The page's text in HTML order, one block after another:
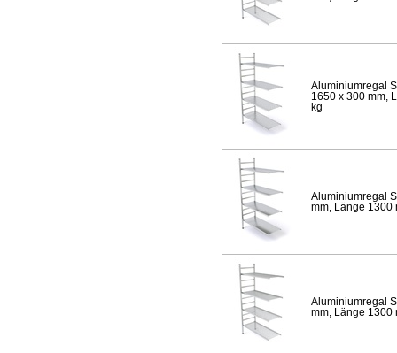
Aluminiumregal
1650 x 300 mm,
kg
Aluminiumregal
mm, Länge 1300
Aluminiumregal
mm, Länge 1300